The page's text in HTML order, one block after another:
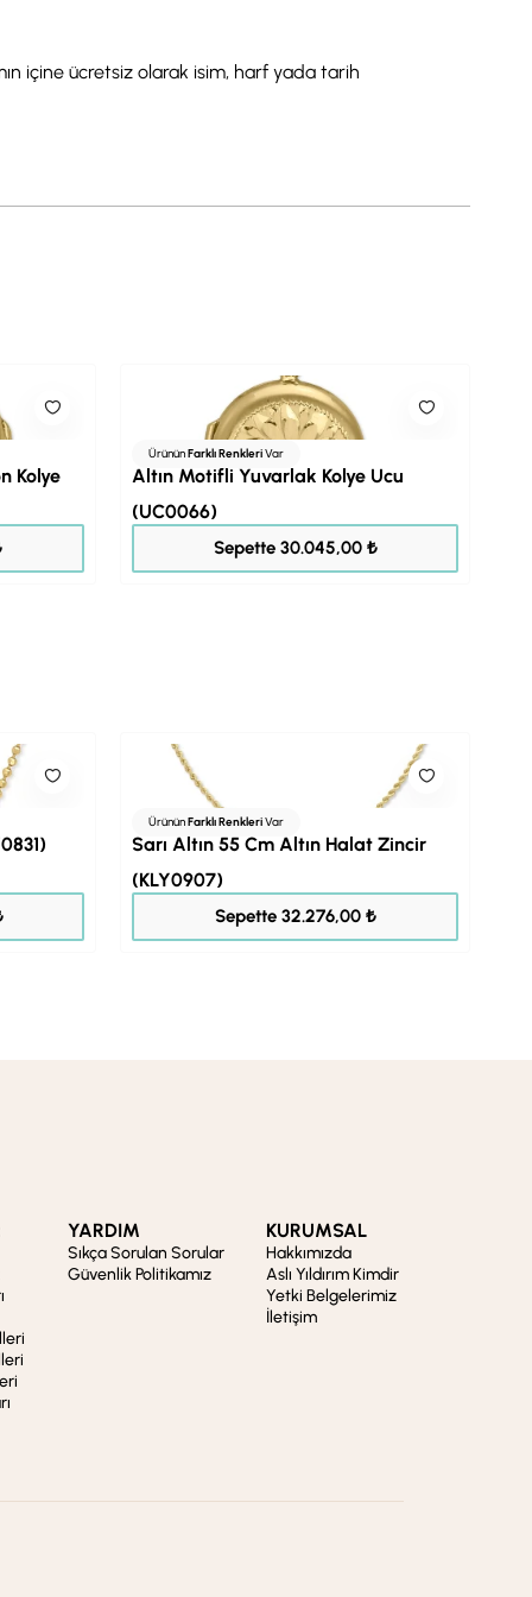
içine ücretsiz olarak isim, harf yada tarih
Kolye
ÜrününFarklı RenkleriVar
Altın Motifli Yuvarlak Kolye Ucu
(UC0066)
Sepette 30.045,00 ₺
ÜrününFarklı RenkleriVar
Sarı Altın 55 Cm Altın Halat Zincir
(KLY0907)
Sepette 32.276,00 ₺
YARDIM
Sıkça Sorulan Sorular
Güvenlik Politikamız
KURUMSAL
Hakkımızda
Aslı Yıldırım Kimdir
Yetki Belgelerimiz
İletişim